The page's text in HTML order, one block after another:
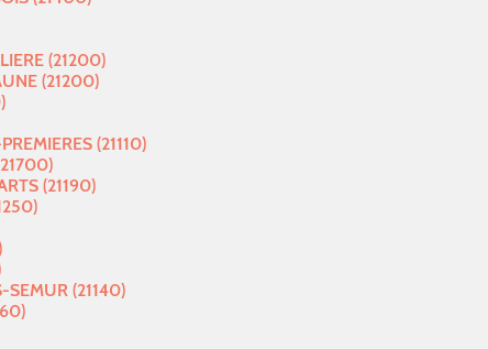
(21200)
(21200)
(21110)
(21190)
SEMUR (21140)